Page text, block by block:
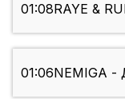
01:08RAYE &
01:06NEMIGA